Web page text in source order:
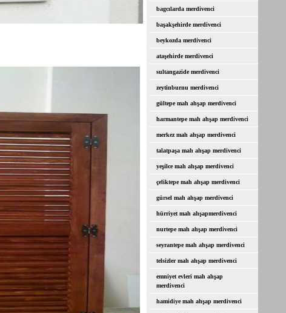
bagcılarda merdivenci
başakşehirde merdivenci
beykozda merdivenci
ataşehirde merdivenci
sultangazide merdivenci
zeytinburnu merdivenci
gültepe mah ahşap merdivenci
harmantepe mah ahşap merdivenci
merkez mah ahşap merdivenci
talatpaşa mah ahşap merdivenci
yeşilce mah ahşap merdivenci
çeliktepe mah ahşap merdivenci
gürsel mah ahşap merdivenci
hürriyet mah ahşapmerdivenci
nurtepe mah ahşap merdivenci
seyrantepe mah ahşap merdivenci
telsizler mah ahşap merdivenci
emniyet evleri mah ahşap
merdivenci
hamidiye mah ahşap merdivenci